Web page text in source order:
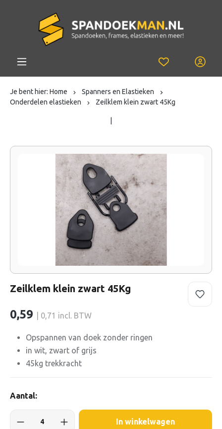
Je bent hier: Home
Spanners en Elastieken
Onderdelen elastieken
Zeilklem klein zwart 45Kg
Zeilklem klein zwart 45Kg
0,59 | 0,71 incl. BTW
Opspannen van doek zonder ringen
in wit, zwart of grijs
45kg trekkracht
Aantal:
In winkelwagen